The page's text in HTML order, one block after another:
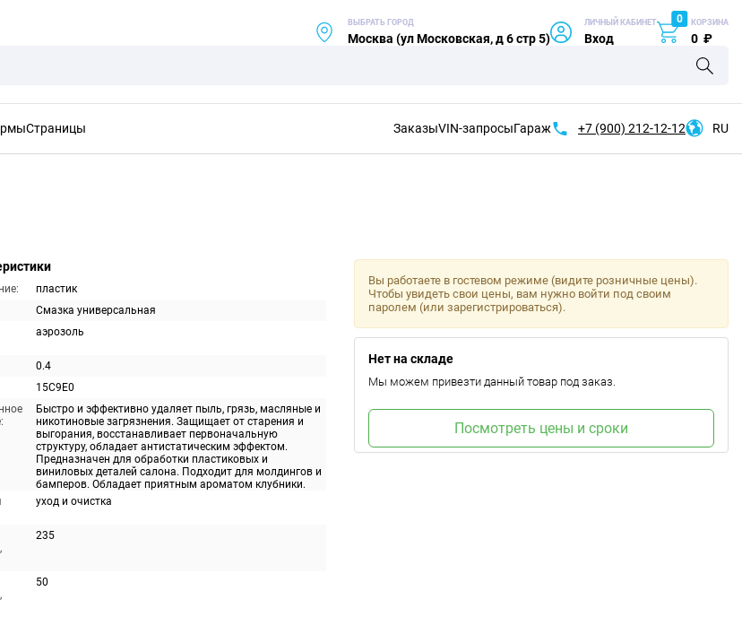
ВЫБРАТЬ ГОРОД
Москва (ул Московская, д 6 стр 5)
ЛИЧНЫЙ КАБИНЕТ
Вход
0 КОРЗИНА
0 ₽
Страницы ЗаказыVIN-запросыГараж +7 (900) 212-12-12 RU
пластик
Смазка универсальная
аэрозоль
0.4
15C9E0
Быстро и эффективно удаляет пыль, грязь, масляные и
никотиновые загрязнения. Защищает от старения и
выгорания, восстанавливает первоначальную
структуру, обладает антистатическим эффектом.
Предназначен для обработки пластиковых и
виниловых деталей салона. Подходит для молдингов и
бамперов. Обладает приятным ароматом клубники.
уход и очистка
235
50
Вы работаете в гостевом режиме (видите розничные цены).
Чтобы увидеть свои цены, вам нужно войти под своим
паролем (или зарегистрироваться).
Нет на складе
Мы можем привезти данный товар под заказ.
Посмотреть цены и сроки